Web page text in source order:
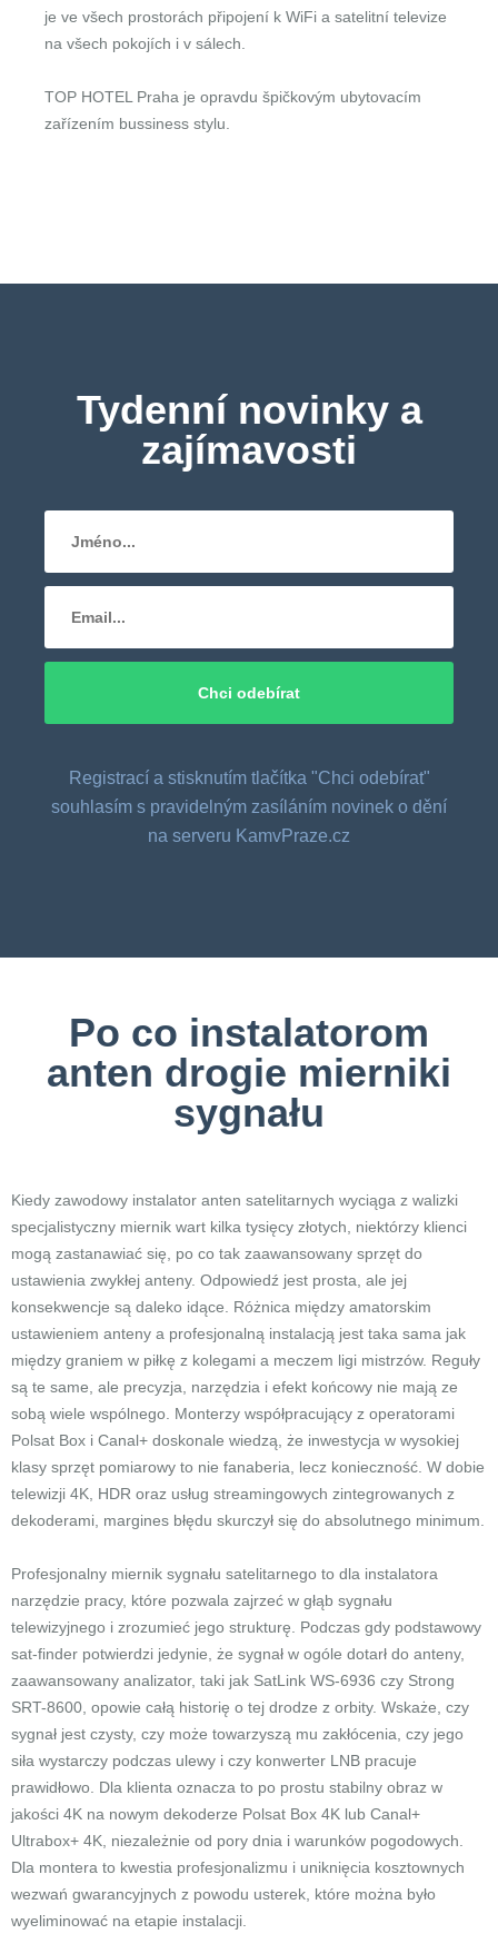
je ve všech prostorách připojení k WiFi a satelitní televize
na všech pokojích i v sálech.
TOP HOTEL Praha je opravdu špičkovým ubytovacím
zařízením bussiness stylu.
Tydenní novinky a
zajímavosti
Registrací a stisknutím tlačítka "Chci odebírat"
souhlasím s pravidelným zasíláním novinek o dění
na serveru KamvPraze.cz
Po co instalatorom
anten drogie mierniki
sygnału
Kiedy zawodowy instalator anten satelitarnych wyciąga z walizki
specjalistyczny miernik wart kilka tysięcy złotych, niektórzy klienci
mogą zastanawiać się, po co tak zaawansowany sprzęt do
ustawienia zwykłej anteny. Odpowiedź jest prosta, ale jej
konsekwencje są daleko idące. Różnica między amatorskim
ustawieniem anteny a profesjonalną instalacją jest taka sama jak
między graniem w piłkę z kolegami a meczem ligi mistrzów. Reguły
są te same, ale precyzja, narzędzia i efekt końcowy nie mają ze
sobą wiele wspólnego. Monterzy współpracujący z operatorami
Polsat Box i Canal+ doskonale wiedzą, że inwestycja w wysokiej
klasy sprzęt pomiarowy to nie fanaberia, lecz konieczność. W dobie
telewizji 4K, HDR oraz usług streamingowych zintegrowanych z
dekoderami, margines błędu skurczył się do absolutnego minimum.
Profesjonalny miernik sygnału satelitarnego to dla instalatora
narzędzie pracy, które pozwala zajrzeć w głąb sygnału
telewizyjnego i zrozumieć jego strukturę. Podczas gdy podstawowy
sat-finder potwierdzi jedynie, że sygnał w ogóle dotarł do anteny,
zaawansowany analizator, taki jak SatLink WS-6936 czy Strong
SRT-8600, opowie całą historię o tej drodze z orbity. Wskaże, czy
sygnał jest czysty, czy może towarzyszą mu zakłócenia, czy jego
siła wystarczy podczas ulewy i czy konwerter LNB pracuje
prawidłowo. Dla klienta oznacza to po prostu stabilny obraz w
jakości 4K na nowym dekoderze Polsat Box 4K lub Canal+
Ultrabox+ 4K, niezależnie od pory dnia i warunków pogodowych.
Dla montera to kwestia profesjonalizmu i uniknięcia kosztownych
wezwań gwarancyjnych z powodu usterek, które można było
wyeliminować na etapie instalacji.